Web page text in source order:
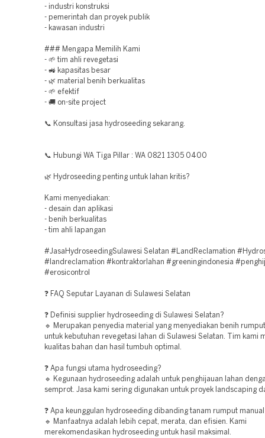
- industri konstruksi
- pemerintah dan proyek publik
- kawasan industri
### Mengapa Memilih Kami
- 🌱 tim ahli revegetasi
- 🚜 kapasitas besar
- 🌿 material benih berkualitas
- 🌱 efektif
- 🚚 on-site project
📞 Konsultasi jasa hydroseeding sekarang.
📞 Hubungi WA Tiga Pillar : WA 0821 1305 0400
🌿 Hydroseeding penting untuk lahan kritis?
Kami menyediakan:
- desain dan aplikasi
- benih berkualitas
- tim ahli lapangan
#JasaHydroseedingSulawesi Selatan #LandReclamation
#landreclamation #kontraktorlahan #greeningindonesia
#erosicontrol
❓ FAQ Seputar Layanan di Sulawesi Selatan
❓ Definisi supplier hydroseeding di Sulawesi Selatan?
🔹 Merupakan penyedia material yang menyediakan benih
untuk kebutuhan revegetasi lahan di Sulawesi Selatan. Tim kami
kualitas bahan dan hasil tumbuh optimal.
❓ Apa fungsi utama hydroseeding?
🔹 Kegunaan hydroseeding adalah untuk penghijauan lahan
semprot. Jasa kami sering digunakan untuk proyek landscaping
❓ Apa keunggulan hydroseeding dibanding tanam rumput
🔹 Manfaatnya adalah lebih cepat, merata, dan efisien. Kami
merekomendasikan hydroseeding untuk hasil maksimal.